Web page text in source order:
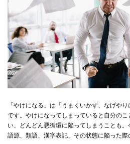
「やけになる」は「うまくいかず、なげや
です。やけになってしまっていると自分の
い、どんどん悪循環に陥ってしまうことも
語源、類語、漢字表記、その状態に陥った際